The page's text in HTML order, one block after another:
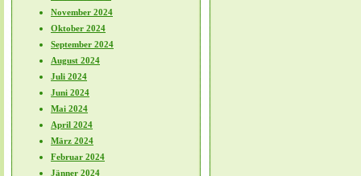
November 2024
Oktober 2024
September 2024
August 2024
Juli 2024
Juni 2024
Mai 2024
April 2024
März 2024
Februar 2024
Jänner 2024